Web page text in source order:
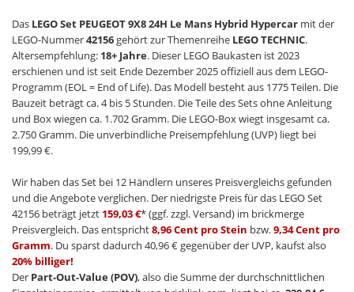
Das LEGO Set PEUGEOT 9X8 24H Le Mans Hybrid Hypercar mit der
LEGO-Nummer42156gehört zur Themenreihe LEGO TECHNIC.
Altersempfehlung: 18+ Jahre. Dieser LEGO Baukasten ist 2023
erschienen und ist seit Ende Dezember 2025 offiziell aus dem LEGO-
Programm (EOL = End of Life). Das Modell besteht aus 1775 Teilen. Die
Bauzeit beträgt ca. 4 bis 5 Stunden. Die Teile des Sets ohne Anleitung
und Box wiegen ca. 1.702 Gramm. Die LEGO-Box wiegt insgesamt ca.
2.750 Gramm. Die unverbindliche Preisempfehlung (UVP) liegt bei
199,99 €.
Wir haben das Set bei 12 Händlern unseres Preisvergleichs gefunden
und die Angebote verglichen. Der niedrigste Preis für das LEGO Set
42156 beträgt jetzt 159,03 €* (ggf. zzgl. Versand) im brickmerge
Preisvergleich. Das entspricht8,96 Cent pro Stein bzw.9,34 Cent pro
Gramm. Du sparst dadurch 40,96 € gegenüber der UVP, kaufst also
20% billiger!
Der Part-Out-Value (POV), also die Summe der durchschnittlichen